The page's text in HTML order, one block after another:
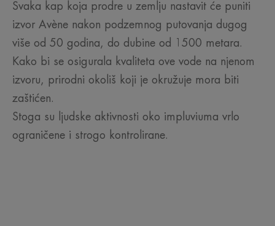
Svaka kap koja prodre u zemlju nastavit će puniti
izvor Avène nakon podzemnog putovanja dugog
više od 50 godina, do dubine od 1500 metara.
Kako bi se osigurala kvaliteta ove vode na njenom
izvoru, prirodni okoliš koji je okružuje mora biti
zaštićen.
Stoga su ljudske aktivnosti oko impluviuma vrlo
ograničene i strogo kontrolirane.